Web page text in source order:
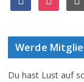
a
e
o
o
n
t
a
g
r
s
Werde
Du hast Lust auf